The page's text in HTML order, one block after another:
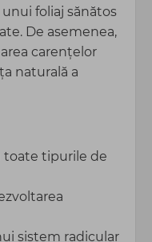
foliaj sănătos
De asemenea,
carențelor
naturală a
tipurile de
sistem radicular